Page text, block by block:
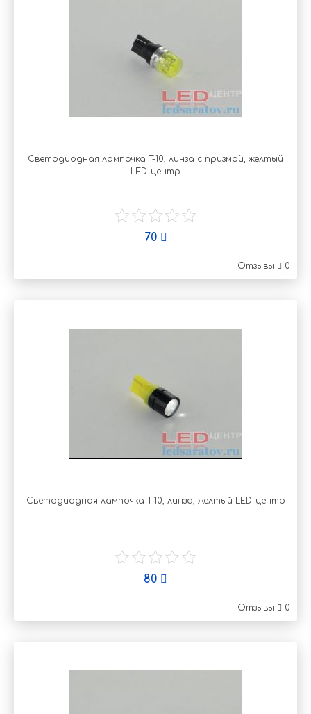
Светодиодная лампочка T-10, линза с призмой, желтый
LED-центр
70
Отзывы 0
Светодиодная лампочка T-10, линза, желтый LED-центр
80
Отзывы 0